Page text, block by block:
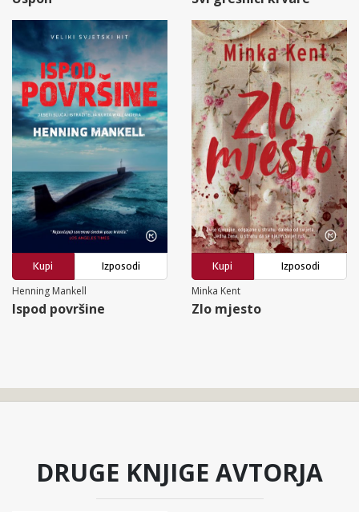
Kupi
Izposodi
Henning Mankell
Ispod površine
Kupi
Izposodi
Minka Kent
Zlo mjesto
DRUGE KNJIGE AVTORJA